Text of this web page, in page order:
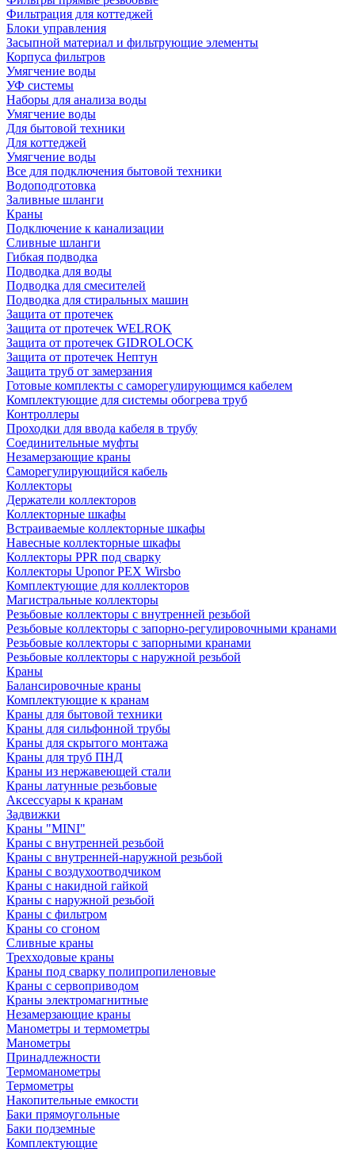
Фильтрация для коттеджей
Блоки управления
Засыпной материал и фильтрующие элементы
Корпуса фильтров
Умягчение воды
УФ системы
Наборы для анализа воды
Умягчение воды
Для бытовой техники
Для коттеджей
Умягчение воды
Все для подключения бытовой техники
Водоподготовка
Заливные шланги
Краны
Подключение к канализации
Сливные шланги
Гибкая подводка
Подводка для воды
Подводка для смесителей
Подводка для стиральных машин
Защита от протечек
Защита от протечек WELROK
Защита от протечек GIDROLOCK
Защита от протечек Нептун
Защита труб от замерзания
Готовые комплекты с саморегулирующимся кабелем
Комплектующие для системы обогрева труб
Контроллеры
Проходки для ввода кабеля в трубу
Соединительные муфты
Незамерзающие краны
Саморегулирующийся кабель
Коллекторы
Держатели коллекторов
Коллекторные шкафы
Встраиваемые коллекторные шкафы
Навесные коллекторные шкафы
Коллекторы PPR под сварку
Коллекторы Uponor PEX Wirsbo
Комплектующие для коллекторов
Магистральные коллекторы
Резьбовые коллекторы с внутренней резьбой
Резьбовые коллекторы с запорно-регулировочными кранами
Резьбовые коллекторы с запорными кранами
Резьбовые коллекторы с наружной резьбой
Краны
Балансировочные краны
Комплектующие к кранам
Краны для бытовой техники
Краны для сильфонной трубы
Краны для скрытого монтажа
Краны для труб ПНД
Краны из нержавеющей стали
Краны латунные резьбовые
Аксессуары к кранам
Задвижки
Краны "MINI"
Краны с внутренней резьбой
Краны с внутренней-наружной резьбой
Краны с воздухоотводчиком
Краны с накидной гайкой
Краны с наружной резьбой
Краны с фильтром
Краны со сгоном
Сливные краны
Трехходовые краны
Краны под сварку полипропиленовые
Краны с сервоприводом
Краны электромагнитные
Незамерзающие краны
Манометры и термометры
Манометры
Принадлежности
Термоманометры
Термометры
Накопительные емкости
Баки прямоугольные
Баки подземные
Комплектующие